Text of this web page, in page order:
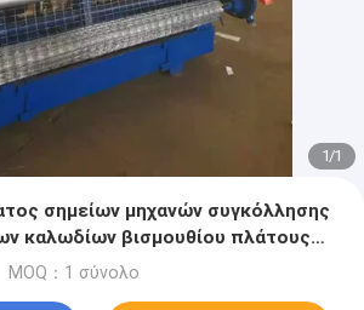
1/1
σημείων μηχανών συγκόλλησης
καλωδίων βισμουθίου πλάτους
MOQ：1 σύνολο